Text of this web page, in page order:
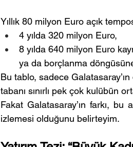
Yıllık 80 milyon Euro açık
4 yılda 320 milyon Euro,
8 yılda 640 milyon Euro
ya da borçlanma
Bu tablo, sadece
tabanı sınırlı pek çok kulübün
Fakat Galatasaray’ın farkı, bu
izlemesi olduğunu belirteyim.